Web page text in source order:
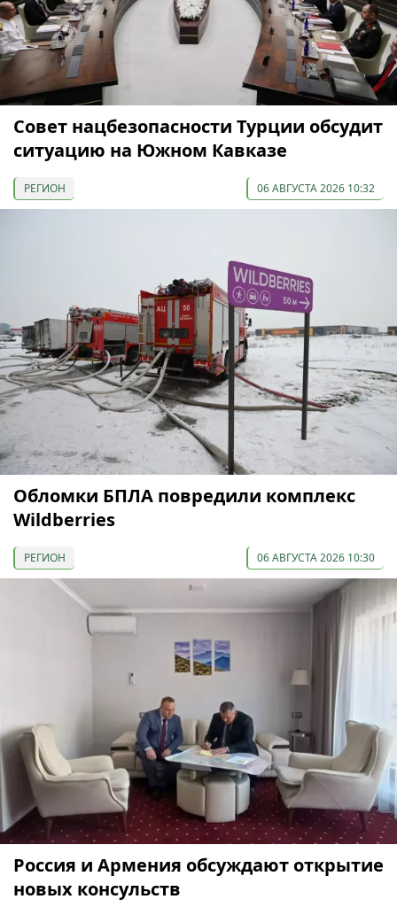
Совет нацбезопасности Турции обсудит
ситуацию на Южном Кавказе
РЕГИОН 06 АВГУСТА 2026 10:32
Обломки БПЛА повредили комплекс
Wildberries
РЕГИОН 06 АВГУСТА 2026 10:30
Россия и Армения обсуждают открытие
новых консульств